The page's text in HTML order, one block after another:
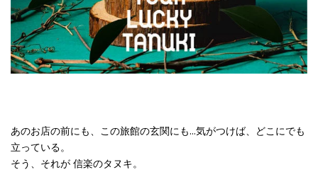
あのお店の前にも、この旅館の玄関にも…気がつけば、どこにでも
立っている。
そう、それが 信楽のタヌキ。